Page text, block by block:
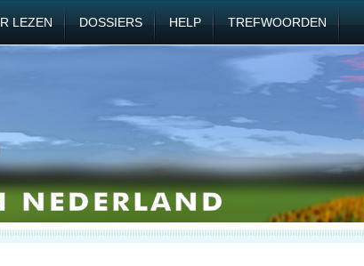
LEZEN DOSSIERS HELP TREFWOORDEN